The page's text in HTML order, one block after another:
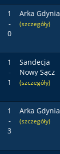
1
-
0
Arka Gdynia
(szczegóły)
1
-
1
Sandecja
Nowy Sącz
(szczegóły)
1
-
3
Arka Gdynia
(szczegóły)